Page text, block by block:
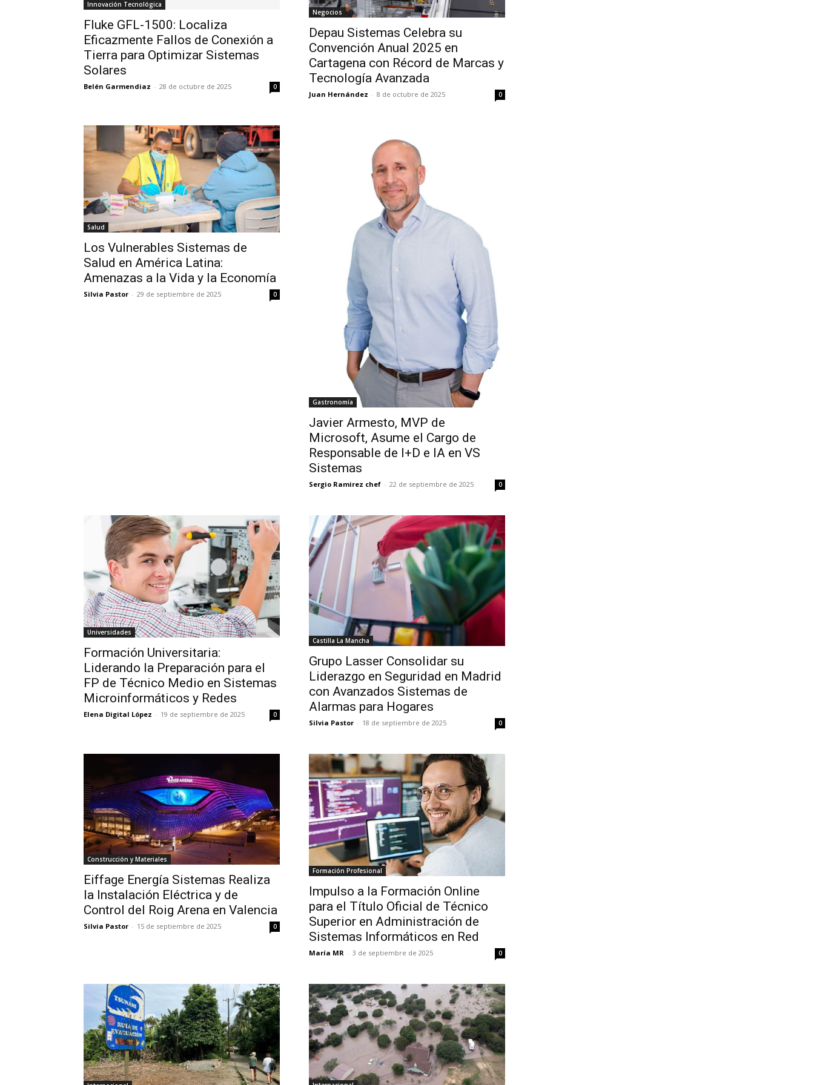
Innovación Tecnológica
Fluke GFL-1500: Localiza
Eficazmente Fallos de Conexión a
Tierra para Optimizar Sistemas
Solares
Belén Garmendiaz - 28 de octubre de 2025 0
Negocios
Depau Sistemas Celebra su
Convención Anual 2025 en
Cartagena con Récord de Marcas y
Tecnología Avanzada
Juan Hernández - 8 de octubre de 2025 0
Salud
Los Vulnerables Sistemas de
Salud en América Latina:
Amenazas a la Vida y la Economía
Silvia Pastor - 29 de septiembre de 2025 0
Gastronomía
Javier Armesto, MVP de
Microsoft, Asume el Cargo de
Responsable de I+D e IA en VS
Sistemas
Sergio Ramirez chef - 22 de septiembre de 2025 0
Universidades
Formación Universitaria:
Liderando la Preparación para el
FP de Técnico Medio en Sistemas
Microinformáticos y Redes
Elena Digital López - 19 de septiembre de 2025 0
Castilla La Mancha
Grupo Lasser Consolidar su
Liderazgo en Seguridad en Madrid
con Avanzados Sistemas de
Alarmas para Hogares
Silvia Pastor - 18 de septiembre de 2025 0
Construcción y Materiales
Eiffage Energía Sistemas Realiza
la Instalación Eléctrica y de
Control del Roig Arena en Valencia
Silvia Pastor - 15 de septiembre de 2025 0
Formación Profesional
Impulso a la Formación Online
para el Título Oficial de Técnico
Superior en Administración de
Sistemas Informáticos en Red
María MR - 3 de septiembre de 2025 0